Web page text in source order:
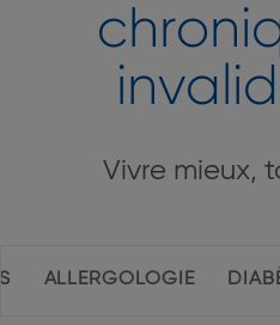
Vivre mieux,
ALLERGOLOGIE